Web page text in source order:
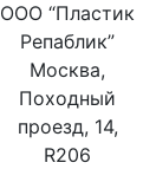
ООО “Пластик
Репаблик”
Москва,
Походный
проезд, 14,
R206